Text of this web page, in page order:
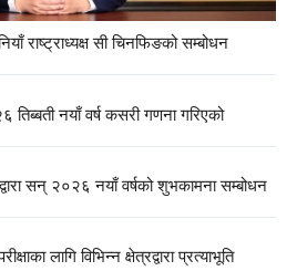
राष्ट्राध्यक्ष सी चिनफिङको सम्बोधन
नयाँ वर्ष कसरी गणना गरिएको
सन् २०२६ नयाँ वर्षको शुभकामना सम्बोधन
लागि विभिन्न क्षेत्रद्वारा प्रत्याभूति